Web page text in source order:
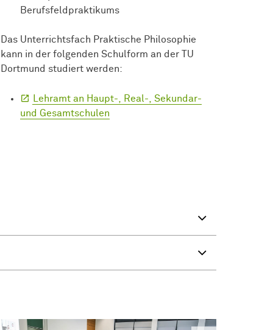
Berufsfeldpraktikums
Das Unterrichtsfach Praktische Philosophie
kann in der folgenden Schulform an der TU
Dortmund studiert werden:
Lehramt an Haupt-, Real-, Sekundar-
und Gesamtschulen